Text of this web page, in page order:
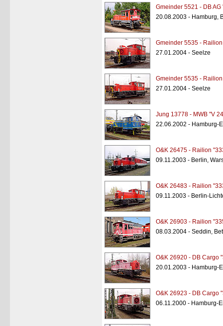
Gmeinder 5521 - DB
20.08.2003 - Hamburg,
Gmeinder 5535 -
27.01.2004 - Seelze
Gmeinder 5535 -
27.01.2004 - Seelze
Jung 13778 - MWB "V
22.06.2002 - Hamburg-
O&K 26475 - Railion
09.11.2003 - Berlin,
O&K 26483 - Railion
09.11.2003 - Berlin-
O&K 26903 - Railion
08.03.2004 - Seddin,
O&K 26920 - DB Cargo
20.01.2003 - Hamburg-
O&K 26923 - DB Cargo
06.11.2000 - Hamburg-